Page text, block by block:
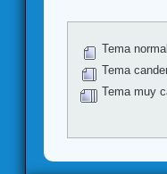
Tema normal
Tema
Tema muy